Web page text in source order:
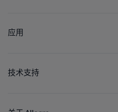
调节
应用
工业
技术支持
封装